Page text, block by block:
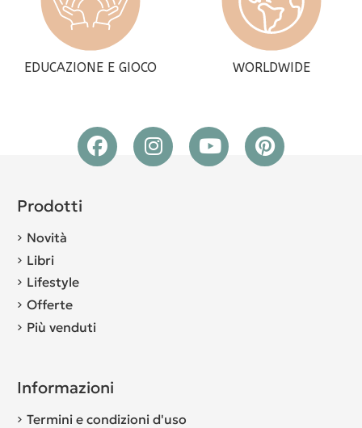
EDUCAZIONE E GIOCO WORLDWIDE
Prodotti
Novità
Libri
Lifestyle
Offerte
Più venduti
Informazioni
Termini e condizioni d'uso